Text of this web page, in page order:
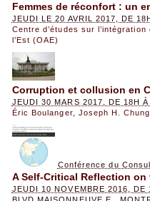
Femmes de réconfort : un
JEUDI LE 20 AVRIL 2017, DE
Centre d’études sur
l’Est (OAE)
Corruption et collusion en
JEUDI 30 MARS 2017, DE 18H
Éric Boulanger, Joseph H. Chung
Conférence du
A Self-Critical Reflection
JEUDI 10 NOVEMBRE 2016,